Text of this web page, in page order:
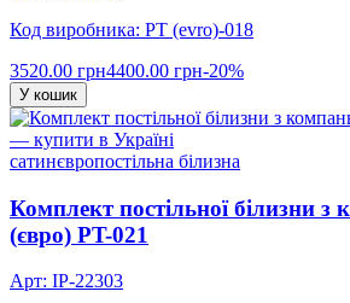
Код виробника: PT (evro)-018
3520.00 грн4400.00 грн-20%
У кошик
сатинєвропостільна білизна
Комплект постільної білизни
(євро) PT-021
Арт: IP-22303